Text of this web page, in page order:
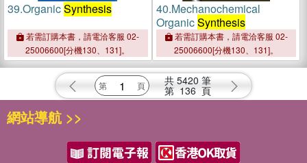
39.OrganicSynthesis
若需訂購本書，請電洽客服 02-
25006600[分機130、131]。
40.Mechanochemical
OrganicSynthesis
若需訂購本書，請電洽客服 02-
25006600[分機130、131]。
共 5420 筆
第 136 頁
網站導航 >>